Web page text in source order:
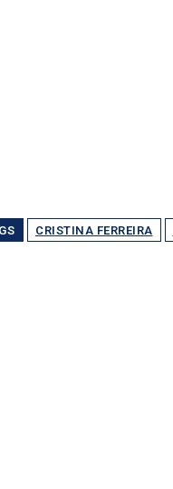
CRISTINA FERREIRA